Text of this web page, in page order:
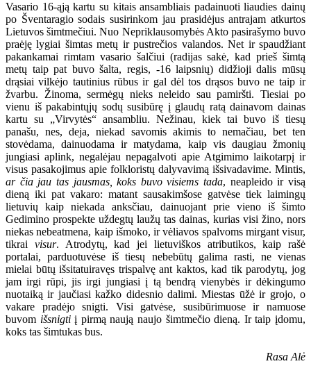
Vasario 16-ąją kartu su kitais ansambliais padainuoti liaudies dainų
po Šventaragio sodais susirinkom jau prasidėjus antrajam atkurtos
Lietuvos šimtmečiui. Nuo Nepriklausomybės Akto pasirašymo buvo
praėję lygiai šimtas metų ir pustrečios valandos. Net ir spaudžiant
pakankamai rimtam vasario šalčiui (radijas sakė, kad prieš šimtą
metų taip pat buvo šalta, regis, -16 laipsnių) didžioji dalis mūsų
drąsiai vilkėjo tautinius rūbus ir gal dėl tos drąsos buvo ne taip ir
žvarbu. Žinoma, sermėgų nieks neleido sau pamiršti. Tiesiai po
vienu iš pakabintųjų sodų susibūrę į glaudų ratą dainavom dainas
kartu su „Virvytės“ ansambliu. Nežinau, kiek tai buvo iš tiesų
panašu, nes, deja, niekad savomis akimis to nemačiau, bet ten
stovėdama, dainuodama ir matydama, kaip vis daugiau žmonių
jungiasi aplink, negalėjau nepagalvoti apie Atgimimo laikotarpį ir
visus pasakojimus apie folkloristų dalyvavimą išsivadavime. Mintis,
ar čia jau tas jausmas, koks buvo visiems tada, neapleido ir visą
dieną iki pat vakaro: matant sausakimšose gatvėse tiek laimingų
lietuvių kaip niekada anksčiau, dainuojant prie vieno iš šimto
Gedimino prospekte uždegtų laužų tas dainas, kurias visi žino, nors
niekas nebeatmena, kaip išmoko, ir vėliavos spalvoms mirgant visur,
tikrai visur. Atrodytų, kad jei lietuviškos atributikos, kaip rašė
portalai, parduotuvėse iš tiesų nebebūtų galima rasti, ne vienas
mielai būtų išsitatuiravęs trispalvę ant kaktos, kad tik parodytų, jog
jam irgi rūpi, jis irgi jungiasi į tą bendrą vienybės ir dėkingumo
nuotaiką ir jaučiasi kažko didesnio dalimi. Miestas ūžė ir grojo, o
vakare pradėjo snigti. Visi gatvėse, susibūrimuose ir namuose
buvom išsnigtiį pirmą naują naujo šimtmečio dieną. Ir taip įdomu,
koks tas šimtukas bus.
Rasa Alė